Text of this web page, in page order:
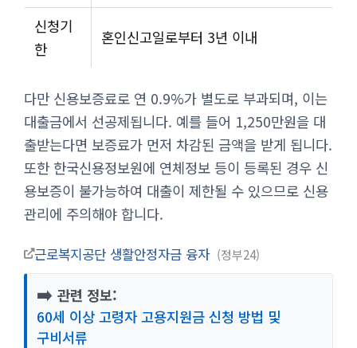
신청기
한
혼인신고일로부터 3년 이내
다만 신용보증료로 연 0.9%가 별도로 부과되며, 이는
대출금에서 선공제됩니다. 예를 들어 1,250만원을 대
출받는다면 보증료가 먼저 차감된 금액을 받게 됩니다.
또한 한국신용정보원에 연체정보 등이 등록된 경우 신
용보증이 불가능하여 대출이 제한될 수 있으므로 신용
관리에 주의해야 합니다.
근로복지공단 생활안정자금 융자 정부24
➡️ 관련 정보:
60세 이상 고령자 고용지원금 신청 방법 및
구비서류